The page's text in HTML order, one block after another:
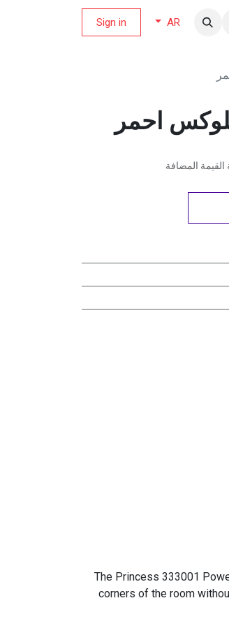
AR
Sign in
احمر
المضافة
The Princess 333001
corners of the room